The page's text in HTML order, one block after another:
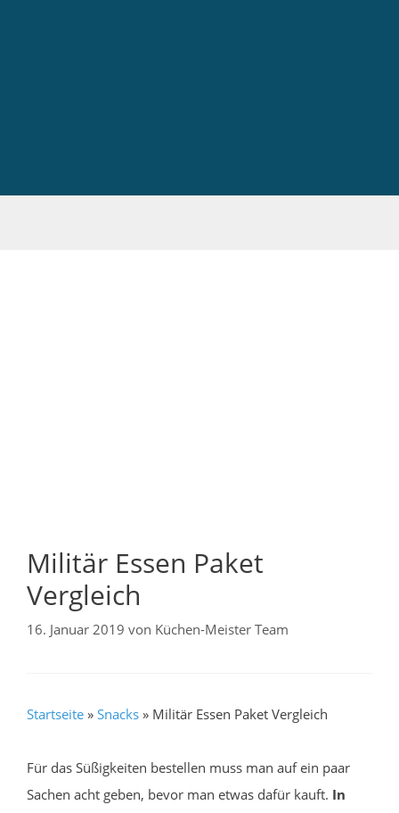
Militär Essen Paket
Vergleich
16. Januar 2019 von Küchen-Meister Team
Startseite » Snacks » Militär Essen Paket Vergleich
Für das Süßigkeiten bestellen muss man auf ein paar
Sachen acht geben, bevor man etwas dafür kauft. In